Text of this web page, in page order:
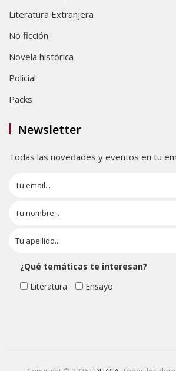
Literatura Extranjera
No ficción
Novela histórica
Policial
Packs
Newsletter
Todas las novedades y eventos en tu
¿Qué temáticas te interesan?
Literatura
Ensayo